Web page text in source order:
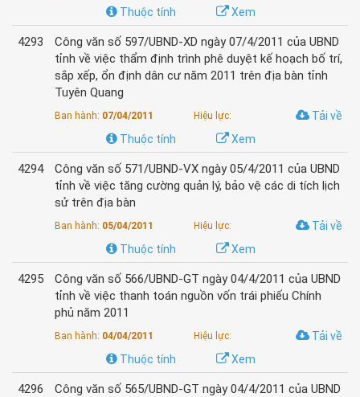
Xem
Thuộc tính
4293
Công văn số 597/UBND-XD ngày 07/4/2011 của UBND
tỉnh về việc thẩm định trình phê duyệt kế hoạch bố trí,
sắp xếp, ổn định dân cư năm 2011 trên địa bàn tỉnh
Tuyên Quang
Ban hành: 07/04/2011 Hiệu lực:
Tải về
Xem
Thuộc tính
4294
Công văn số 571/UBND-VX ngày 05/4/2011 của UBND
tỉnh về việc tăng cường quản lý, bảo vệ các di tích lịch
sử trên địa bàn
Ban hành: 05/04/2011 Hiệu lực:
Tải về
Xem
Thuộc tính
4295
Công văn số 566/UBND-GT ngày 04/4/2011 của UBND
tỉnh về việc thanh toán nguồn vốn trái phiếu Chính
phủ năm 2011
Ban hành: 04/04/2011 Hiệu lực:
Tải về
Xem
Thuộc tính
4296
Công văn số 565/UBND-GT ngày 04/4/2011 của UBND